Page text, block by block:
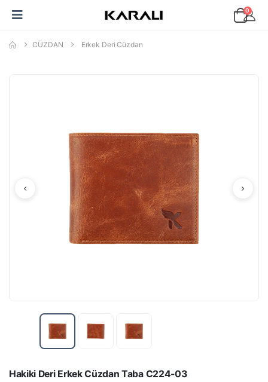
0
CÜZDAN Erkek Deri Cüzdan
Hakiki Deri Erkek Cüzdan Taba C224-03